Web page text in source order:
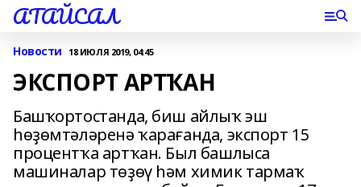
АТАЙСАЛ
Новости 18 ИЮЛЯ 2019, 04:45
ЭКСПОРТ АРТҠАН
Башҡортостанда, биш айлыҡ эш
һөҙөмтәләренә ҡарағанда, экспорт 15
процентҡа артҡан. Был башлыса
машиналар төҙөү һәм химик тармаҡ